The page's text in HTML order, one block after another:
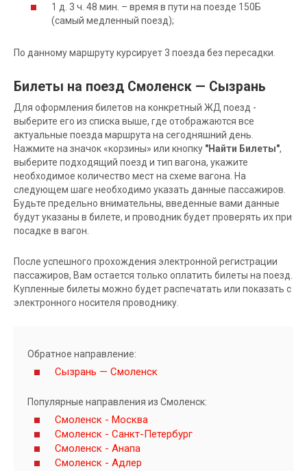
1 д. 3 ч. 48 мин. – время в пути на поезде 150Б
(самый медленный поезд);
По данному маршруту курсирует 3 поезда без пересадки.
Билеты на поезд Смоленск — Сызрань
Для оформления билетов на конкретный ЖД поезд -
выберите его из списка выше, где отображаются все
актуальные поезда маршрута на сегодняшний день.
Нажмите на значок «корзины» или кнопку "Найти Билеты",
выберите подходящий поезд и тип вагона, укажите
необходимое количество мест на схеме вагона. На
следующем шаге необходимо указать данные пассажиров.
Будьте предельно внимательны, введенные вами данные
будут указаны в билете, и проводник будет проверять их при
посадке в вагон.
После успешного прохождения электронной регистрации
пассажиров, Вам остается только оплатить билеты на поезд.
Купленные билеты можно будет распечатать или показать с
электронного носителя проводнику.
Обратное направление:
Сызрань — Смоленск
Популярные направления из Смоленск:
Смоленск - Москва
Смоленск - Санкт-Петербург
Смоленск - Анапа
Смоленск - Адлер